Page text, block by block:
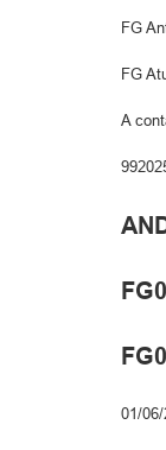
FG
FG
A
01/06/